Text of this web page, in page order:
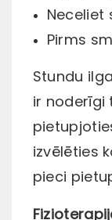
Neceliet
Pirms
Stundu
ir noderīgi
izvēlēties
pieci